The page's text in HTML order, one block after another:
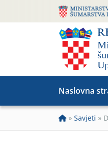
Naslovna
» Savjeti »